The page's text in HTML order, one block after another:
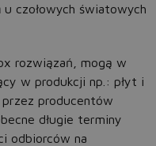
u czołowych światowych
rozwiązań, mogą w
w produkcji np.: płyt i
producentów
długie terminy
odbiorców na